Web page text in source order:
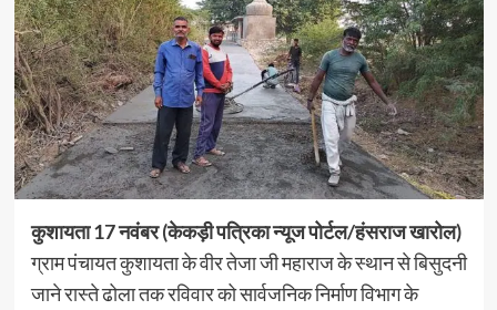
कुशायता 17 नवंबर (केकड़ी पत्रिका न्यूज पोर्टल/हंसराज खारोल)
ग्राम पंचायत कुशायता के वीर तेजा जी महाराज के स्थान से बिसुदनी
जाने रास्ते ढोला तक रविवार को सार्वजनिक निर्माण विभाग के